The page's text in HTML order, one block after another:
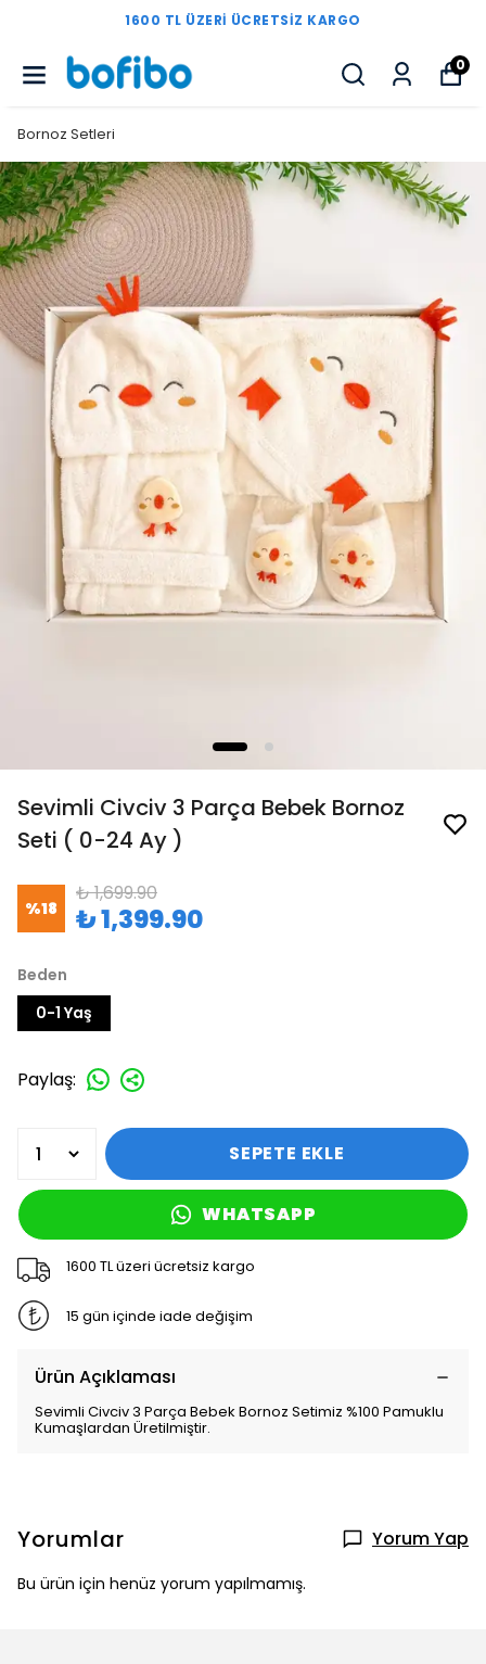
1600 TL ÜZERI ÜCRETSIZ KARGO
0
Bornoz Setleri
Sevimli Civciv 3 Parça Bebek Bornoz
Seti ( 0-24 Ay )
%18
₺ 1,699.90
₺ 1,399.90
Beden
0-1 Yaş
Paylaş:
SEPETE EKLE
WHATSAPP
1600 TL üzeri ücretsiz kargo
15 gün içinde iade değişim
Ürün Açıklaması
Sevimli Civciv 3 Parça Bebek Bornoz Setimiz %100 Pamuklu
Kumaşlardan Üretilmiştir.
Yorumlar Yorum Yap
Bu ürün için henüz yorum yapılmamış.